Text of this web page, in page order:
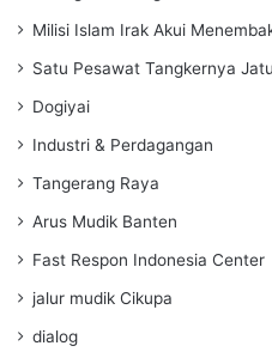
Milisi Islam Irak Akui
Satu Pesawat Tangkernya
Dogiyai
Industri & Perdagangan
Tangerang Raya
Arus Mudik Banten
Fast Respon Indonesia Center
jalur mudik Cikupa
dialog